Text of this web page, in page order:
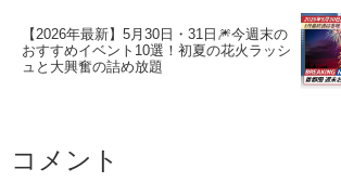
【2026年最新】5月30日・31日🎆今週末の
おすすめイベント10選！初夏の花火ラッシ
ュと大興奮の詰め放題
コメント